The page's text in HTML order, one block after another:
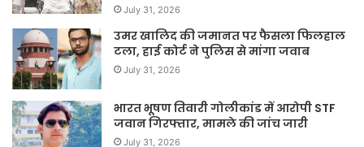
July 31, 2026
उमर खालिद की जमानत पर फैसला फिलहाल
टला, हाई कोर्ट ने पुलिस से मांगा जवाब
July 31, 2026
भारत भूषण तिवारी गोलीकांड में आरोपी STF
जवान गिरफ्तार, मामले की जांच जारी
July 31, 2026